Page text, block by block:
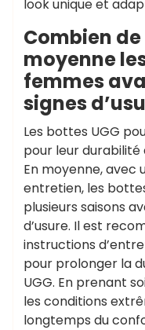
look unique et
Combien
moyenne
femmes
signes
Les bottes UGG
pour leur
En moyenne, avec
entretien, les
plusieurs saisons
d’usure. Il est
instructions
pour prolonger la
UGG. En prenant
les conditions
longtemps du